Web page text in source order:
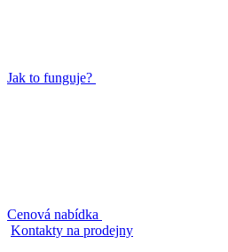
Jak to funguje?
Cenová nabídka
Kontakty na prodejny